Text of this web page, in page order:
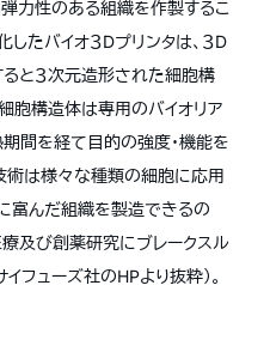
力性のある組織を作製するこ
たバイオ３Dプリンタは、３D
ると３次元造形された細胞構
胞構造体は専用のバイオリア
間を経て目的の強度・機能を
術は様々な種類の細胞に応用
富んだ組織を製造できるの
及び創薬研究にブレークスル
フューズ社のHPより抜粋）。